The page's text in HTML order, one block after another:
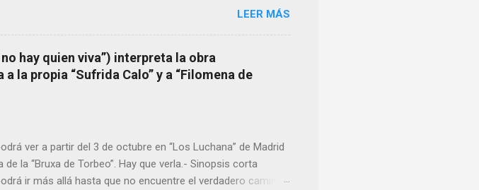
LEER MÁS
hay quien viva”) interpreta la obra
la propia “Sufrida Calo” y a “Filomena de
ver a partir del 3 de octubre en “Los Luchana” de Madrid
la “Bruxa de Torbeo”. Hay que verla.- Sinopsis corta
ir más allá hasta que no encuentre el verdadero camino.